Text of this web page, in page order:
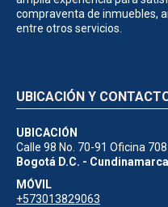
compraventa de inmuebles,
entre otros servicios.
UBICACIÓN Y
UBICACIÓN
Calle 98 No. 70-91 Oficina 708
Bogotá D.C. -
MÓVIL
+573013829063